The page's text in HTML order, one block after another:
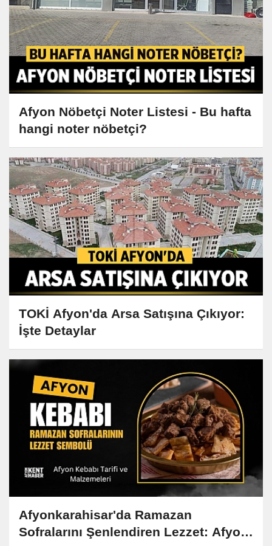
Afyon Nöbetçi Noter Listesi - Bu hafta
hangi noter nöbetçi?
TOKİ Afyon'da Arsa Satışına Çıkıyor:
İşte Detaylar
Afyonkarahisar'da Ramazan
Sofralarını Şenlendiren Lezzet: Afyon